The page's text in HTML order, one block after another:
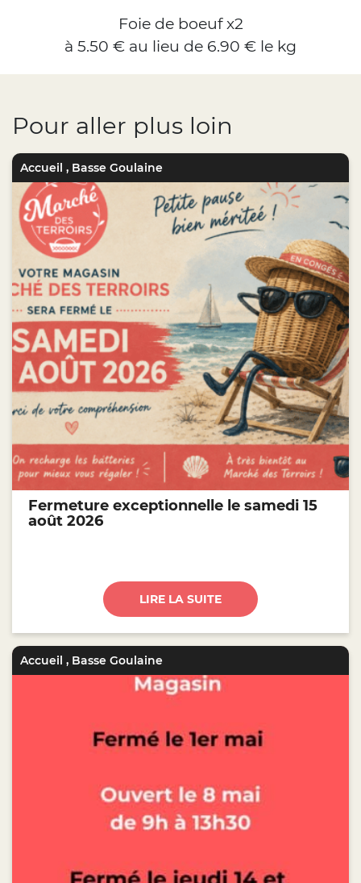
Foie de boeuf x2
à 5.50 € au lieu de 6.90 € le kg
Pour aller plus loin
Accueil , Basse Goulaine
Fermeture exceptionnelle le samedi 15
août 2026
LIRE LA SUITE
Accueil , Basse Goulaine